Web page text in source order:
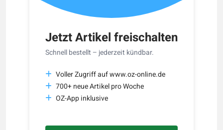
Jetzt Artikel freischalten
Schnell bestellt – jederzeit kündbar.
Voller Zugriff auf www.oz-online.de
700+ neue Artikel pro Woche
OZ-App inklusive